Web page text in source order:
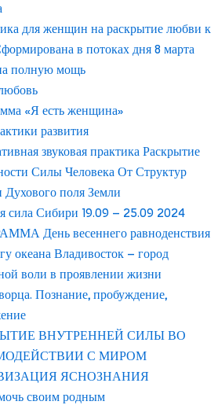
для женщин на раскрытие любви к
в потоках дня 8 марта
полную мощь
«Я есть женщина»
развития
звуковая практика Раскрытие
Силы Человека От Структур
Духового поля Земли
сила Сибири 19.09 – 25.09 2024
День весеннего равноденствия
океана Владивосток – город
воли в проявлении жизни
Познание, пробуждение,
ВНУТРЕННЕЙ СИЛЫ ВО
С МИРОМ
ЯСНОЗНАНИЯ
своим родным